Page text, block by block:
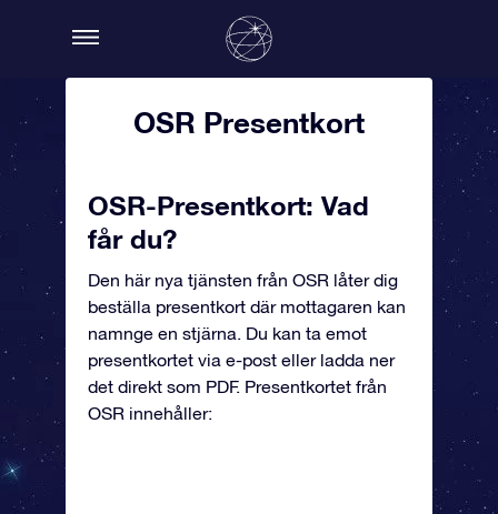
OSR Presentkort
OSR-Presentkort: Vad
får du?
Den här nya tjänsten från OSR låter dig
beställa presentkort där mottagaren kan
namnge en stjärna. Du kan ta emot
presentkortet via e-post eller ladda ner
det direkt som PDF. Presentkortet från
OSR innehåller: